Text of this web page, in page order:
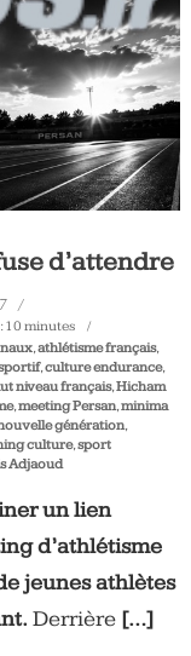
d’attendre
10 minutes
,athlétisme français,
,culture endurance,
niveau français,Hicham
,meeting Persan,minima
génération,
culture,sport
Adjaoud
un lien
d’athlétisme
jeunes athlètes
Derrière […]